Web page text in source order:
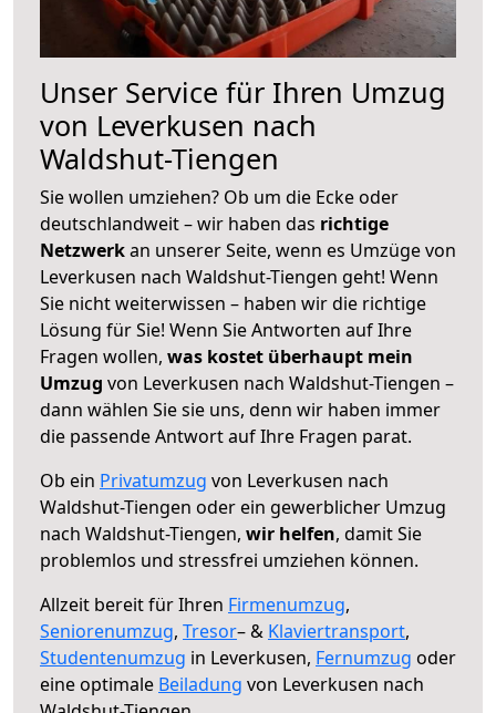
Unser Service für Ihren Umzug
von Leverkusen nach
Waldshut-Tiengen
Sie wollen umziehen? Ob um die Ecke oder
deutschlandweit – wir haben das richtige
Netzwerkan unserer Seite, wenn es Umzüge von
Leverkusen nach Waldshut-Tiengen geht! Wenn
Sie nicht weiterwissen – haben wir die richtige
Lösung für Sie! Wenn Sie Antworten auf Ihre
Fragen wollen, was kostet überhaupt mein
Umzug von Leverkusen nach Waldshut-Tiengen –
dann wählen Sie sie uns, denn wir haben immer
die passende Antwort auf Ihre Fragen parat.
Ob ein Privatumzug von Leverkusen nach
Waldshut-Tiengen oder ein gewerblicher Umzug
nach Waldshut-Tiengen, wir helfen, damit Sie
problemlos und stressfrei umziehen können.
Allzeit bereit für Ihren Firmenumzug,
Seniorenumzug, Tresor– & Klaviertransport,
Studentenumzug in Leverkusen, Fernumzug oder
eine optimale Beiladung von Leverkusen nach